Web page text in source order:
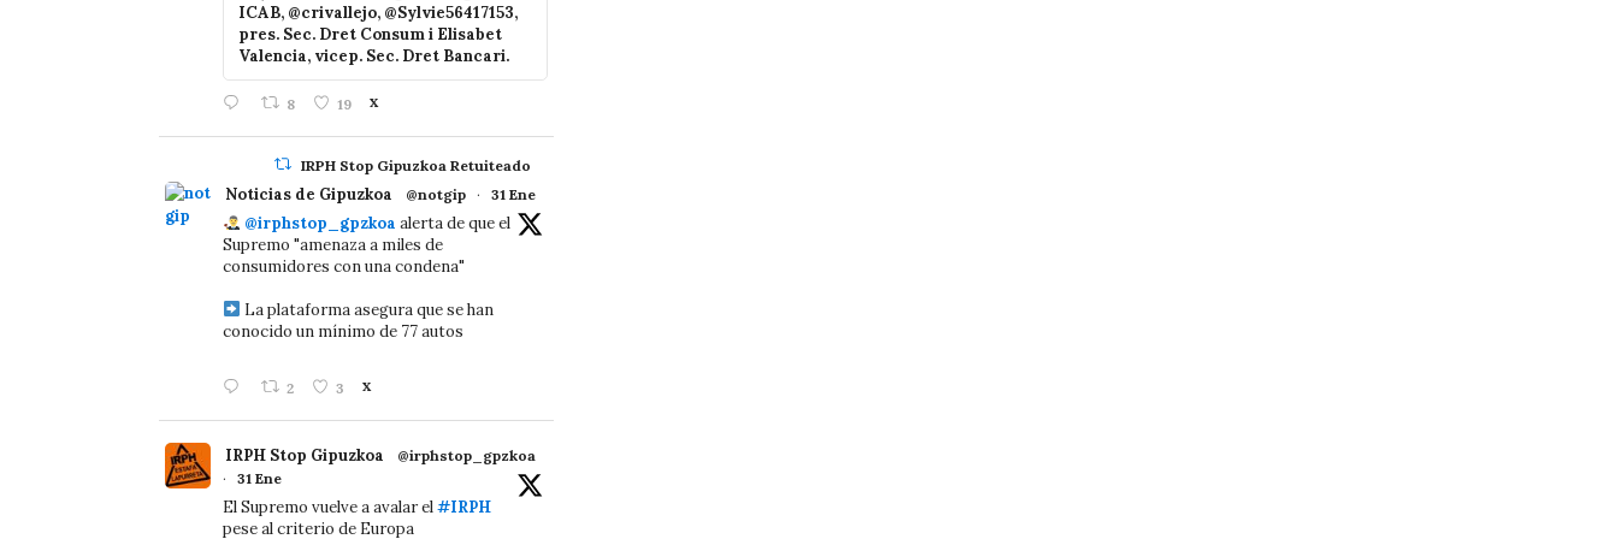
ICAB, @crivallejo, @Sylvie56417153,
pres. Sec. Dret Consum i Elisabet
Valencia, vicep. Sec. Dret Bancari.
8 19 X
IRPH Stop Gipuzkoa Retuiteado
Noticias de Gipuzkoa @notgip · 31 Ene
@irphstop_gpzkoa alerta de que el
Supremo "amenaza a miles de
consumidores con una condena"
La plataforma asegura que se han
conocido un mínimo de 77 autos
2 3 X
IRPH Stop Gipuzkoa
@irphstop_gpzkoa
·
31 Ene
El Supremo vuelve a avalar el#IRPH
pese al criterio de Europa